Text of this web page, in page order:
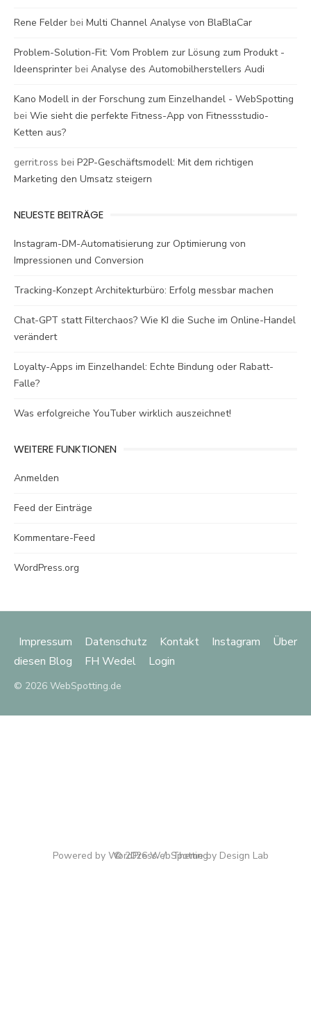
Rene Felder bei Multi Channel Analyse von BlaBlaCar
Problem-Solution-Fit: Vom Problem zur Lösung zum Produkt -
Ideensprinter bei Analyse des Automobilherstellers Audi
Kano Modell in der Forschung zum Einzelhandel - WebSpotting
bei Wie sieht die perfekte Fitness-App von Fitnessstudio-
Ketten aus?
gerrit.ross bei P2P-Geschäftsmodell: Mit dem richtigen
Marketing den Umsatz steigern
NEUESTE BEITRÄGE
Instagram-DM-Automatisierung zur Optimierung von
Impressionen und Conversion
Tracking-Konzept Architekturbüro: Erfolg messbar machen
Chat-GPT statt Filterchaos? Wie KI die Suche im Online-Handel
verändert
Loyalty-Apps im Einzelhandel: Echte Bindung oder Rabatt-
Falle?
Was erfolgreiche YouTuber wirklich auszeichnet!
WEITERE FUNKTIONEN
Anmelden
Feed der Einträge
Kommentare-Feed
WordPress.org
Impressum Datenschutz Kontakt Instagram
Über
diesen Blog
FH Wedel Login
© 2026 WebSpotting.de
© 2026 WebSpotting
Powered by WordPress / Theme by Design Lab